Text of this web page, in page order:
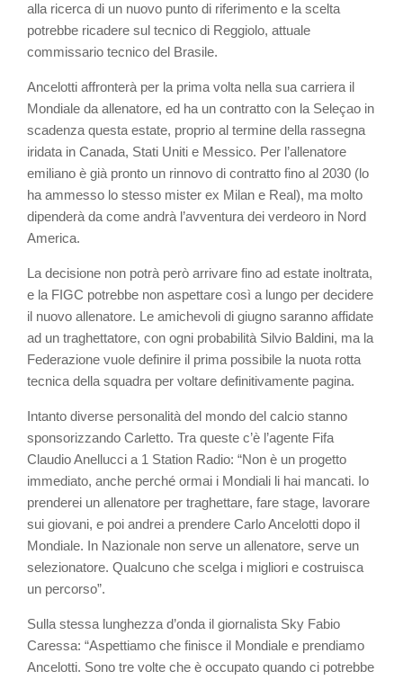
alla ricerca di un nuovo punto di riferimento e la scelta
potrebbe ricadere sul tecnico di Reggiolo, attuale
commissario tecnico del Brasile.
Ancelotti affronterà per la prima volta nella sua carriera il
Mondiale da allenatore, ed ha un contratto con la Seleçao in
scadenza questa estate, proprio al termine della rassegna
iridata in Canada, Stati Uniti e Messico. Per l’allenatore
emiliano è già pronto un rinnovo di contratto fino al 2030 (lo
ha ammesso lo stesso mister ex Milan e Real), ma molto
dipenderà da come andrà l’avventura dei verdeoro in Nord
America.
La decisione non potrà però arrivare fino ad estate inoltrata,
e la FIGC potrebbe non aspettare così a lungo per decidere
il nuovo allenatore. Le amichevoli di giugno saranno affidate
ad un traghettatore, con ogni probabilità Silvio Baldini, ma la
Federazione vuole definire il prima possibile la nuota rotta
tecnica della squadra per voltare definitivamente pagina.
Intanto diverse personalità del mondo del calcio stanno
sponsorizzando Carletto. Tra queste c’è l’agente Fifa
Claudio Anellucci a 1 Station Radio: “Non è un progetto
immediato, anche perché ormai i Mondiali li hai mancati. Io
prenderei un allenatore per traghettare, fare stage, lavorare
sui giovani, e poi andrei a prendere Carlo Ancelotti dopo il
Mondiale. In Nazionale non serve un allenatore, serve un
selezionatore. Qualcuno che scelga i migliori e costruisca
un percorso”.
Sulla stessa lunghezza d’onda il giornalista Sky Fabio
Caressa: “Aspettiamo che finisce il Mondiale e prendiamo
Ancelotti. Sono tre volte che è occupato quando ci potrebbe